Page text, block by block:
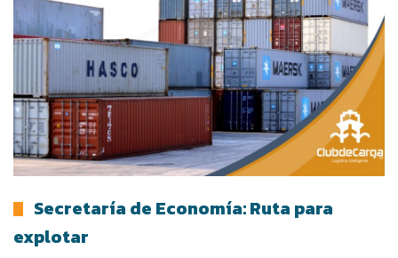
Secretaría de Economía: Ruta para
explotar